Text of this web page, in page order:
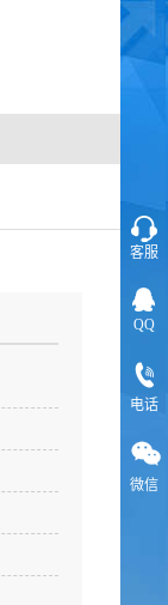
客服
QQ
电话
微信